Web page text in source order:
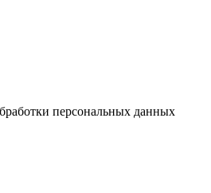
персональных данных